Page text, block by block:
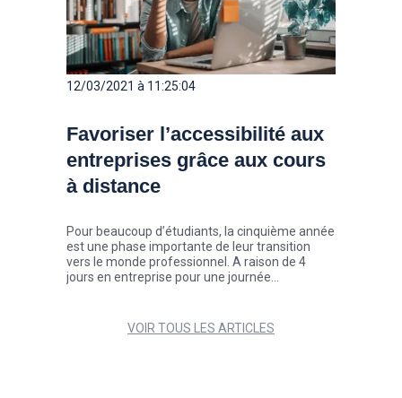
12/03/2021 à 11:25:04
Favoriser l’accessibilité aux
entreprises grâce aux cours
à distance
Pour beaucoup d’étudiants, la cinquième année
est une phase importante de leur transition
vers le monde professionnel. A raison de 4
jours en entreprise pour une journée
(Marque et Management de l’Innovation), Créa
360° et International de suivre leurs cours à
VOIR TOUS LES ARTICLES